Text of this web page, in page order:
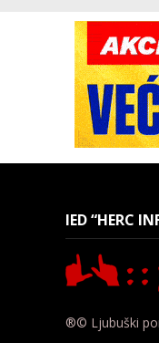
IED “HERC
®© Ljubuški